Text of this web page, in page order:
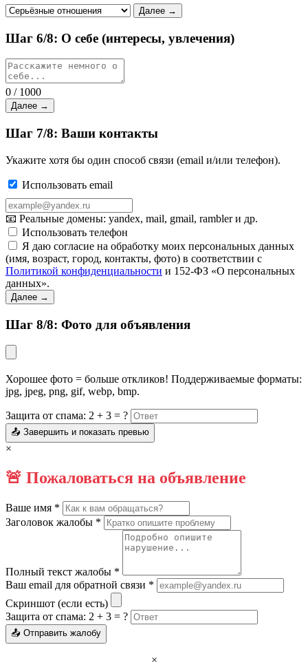
Далее →
Шаг 6/8: О себе (интересы, увлечения)
0 / 1000
Далее →
Шаг 7/8: Ваши контакты
Укажите хотя бы один способ связи (email и/или телефон).
Использовать email
📧 Реальные домены: yandex, mail, gmail, rambler и др.
Использовать телефон
Я даю согласие на обработку моих персональных данных
(имя, возраст, город, контакты, фото) в соответствии с
Политикой конфиденциальности и 152-ФЗ «О персональных
данных».
Далее →
Шаг 8/8: Фото для объявления
Хорошее фото = больше откликов! Поддерживаемые форматы:
jpg, jpeg, png, gif, webp, bmp.
Защита от спама: 2 + 3 = ?
📤 Завершить и показать превью
×
🚨 Пожаловаться на объявление
Ваше имя *
Заголовок жалобы *
Полный текст жалобы *
Ваш email для обратной связи *
Скриншот (если есть)
Защита от спама: 2 + 3 = ?
📤 Отправить жалобу
×